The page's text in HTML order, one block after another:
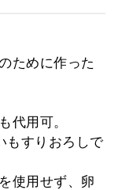
ために作った
代用可。
もすりおろしで
使用せず、卵